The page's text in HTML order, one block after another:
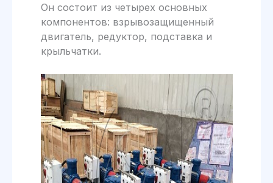
Он состоит из четырех основных
компонентов: взрывозащищенный
двигатель, редуктор, подставка и
крыльчатки.